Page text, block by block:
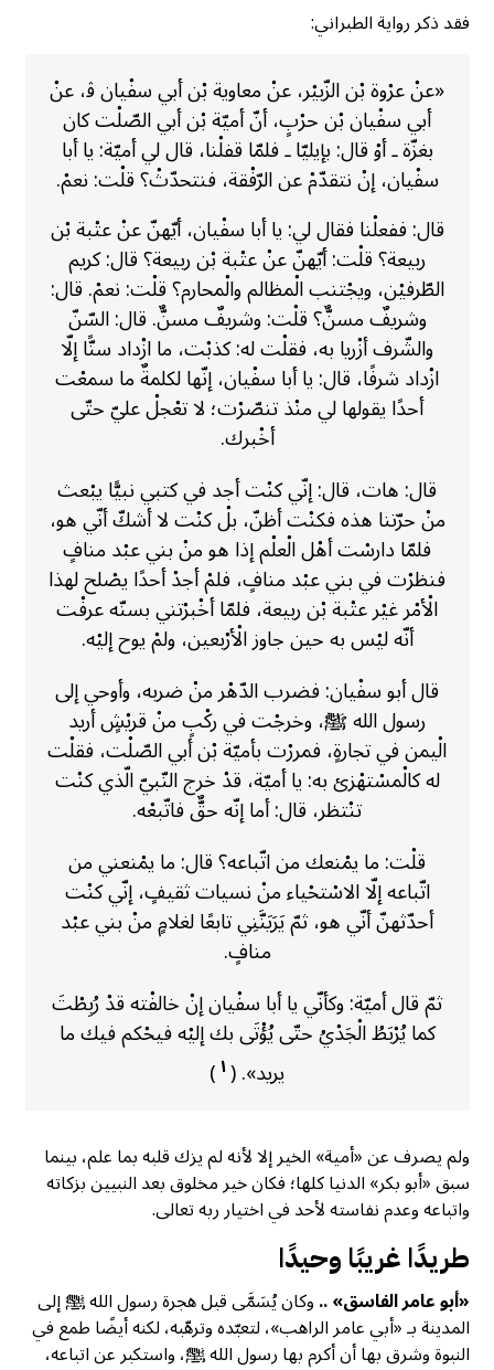
فقد ذكر رواية الطبراني:
«عنْ عرْوة بْن الزّبيْر، عنْ معاوية بْن أبي سفْيان ﭬ، عنْ
أبي سفْيان بْن حرْبٍ، أنّ أميّة بْن أبي الصّلْت كان
بغزّة ـ أوْ قال: بإيليّا ـ فلمّا قفلْنا، قال لي أميّة: يا أبا
سفْيان، إنْ نتقدّمْ عن الرّفْقة، فنتحدّثْ؟ قلْت: نعمْ.
قال: ففعلْنا فقال لي: يا أبا سفْيان، أيّهنّ عنْ عتْبة بْن
ربيعة؟ قلْت: أيّهنّ عنْ عتْبة بْن ربيعة؟ قال: كريم
الطّرفيْن، ويجْتنب الْمظالم والْمحارم؟ قلْت: نعمْ. قال:
وشريفٌ مسنٌّ؟ قلْت: وشريفٌ مسنٌّ. قال: السّنّ
والشّرف أزْريا به، فقلْت له: كذبْت، ما ازْداد سنًّا إلّا
ازْداد شرفًا، قال: يا أبا سفْيان، إنّها لكلمةٌ ما سمعْت
أحدًا يقولها لي منْذ تنصّرْت؛ لا تعْجلْ عليّ حتّى
أخْبرك.
قال: هات، قال: إنّي كنْت أجد في كتبي نبيًّا يبْعث
منْ حرّتنا هذه فكنْت أظنّ، بلْ كنْت لا أشكّ أنّي هو،
فلمّا دارسْت أهْل الْعلْم إذا هو منْ بني عبْد منافٍ
فنظرْت في بني عبْد منافٍ، فلمْ أجدْ أحدًا يصْلح لهذا
الْأمْر غيْر عتْبة بْن ربيعة، فلمّا أخْبرْتني بسنّه عرفْت
أنّه ليْس به حين جاوز الْأرْبعين، ولمْ يوح إليْه.
قال أبو سفْيان: فضرب الدّهْر منْ ضربه، وأوحي إلى
رسول الله ﷺ، وخرجْت في ركْبٍ منْ قريْشٍ أريد
الْيمن في تجارةٍ، فمررْت بأميّة بْن أبي الصّلْت، فقلْت
له كالْمسْتهْزئ به: يا أميّة، قدْ خرج النّبيّ الّذي كنْت
تنْتظر، قال: أما إنّه حقٌّ فاتّبعْه.
قلْت: ما يمْنعك من اتّباعه؟ قال: ما يمْنعني من
اتّباعه إلّا الاسْتحْياء منْ نسيات ثقيفٍ، إنّي كنْت
أحدّثهنّ أنّي هو، ثمّ يَرَيَنَّنِي تابعًا لغلامٍ منْ بني عبْد
منافٍ.
ثمّ قال أميّة: وكأنّي يا أبا سفْيان إنْ خالفْته قدْ رُبِطْتَ
كما يُرْبَطُ الْجَدْيُ حتّى يُؤْتَى بك إليْه فيحْكم فيك ما
يريد». (١)
ولم يصرف عن «أمية» الخير إلا لأنه لم يزك قلبه بما علم، بينما
سبق «أبو بكر» الدنيا كلها؛ فكان خير مخلوق بعد النبيين بزكاته
واتباعه وعدم نفاسته لأحد في اختيار ربه تعالى.
طريدًا غريبًا وحيدًا
«أبو عامر الفاسق» ..وكان يُسَمَّى قبل هجرة رسول الله ﷺ إلى
المدينة بـ «أبي عامر الراهب»، لتعبّده وترهّبه، لكنه أيضًا طمع في
النبوة وشرق بها أن أكرم بها رسول الله ﷺ، واستكبر عن اتباعه،